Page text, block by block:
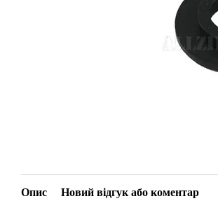
Опис Новий відгук або коментар